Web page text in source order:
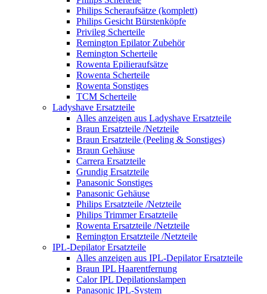
Philips Scheraufsätze (komplett)
Philips Gesicht Bürstenköpfe
Privileg Scherteile
Remington Epilator Zubehör
Remington Scherteile
Rowenta Epilieraufsätze
Rowenta Scherteile
Rowenta Sonstiges
TCM Scherteile
Ladyshave Ersatzteile
Alles anzeigen aus Ladyshave Ersatzteile
Braun Ersatzteile /Netzteile
Braun Ersatzteile (Peeling & Sonstiges)
Braun Gehäuse
Carrera Ersatzteile
Grundig Ersatzteile
Panasonic Sonstiges
Panasonic Gehäuse
Philips Ersatzteile /Netzteile
Philips Trimmer Ersatzteile
Rowenta Ersatzteile /Netzteile
Remington Ersatzteile /Netzteile
IPL-Depilator Ersatzteile
Alles anzeigen aus IPL-Depilator Ersatzteile
Braun IPL Haarentfernung
Calor IPL Depilationslampen
Panasonic IPL-System